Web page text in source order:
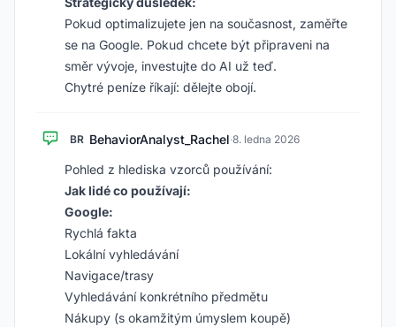
Pokud optimalizujete jen na současnost, zaměřte
se na Google. Pokud chcete být připraveni na
směr vývoje, investujte do AI už teď.
Chytré peníze říkají: dělejte obojí.
BR BehaviorAnalyst_Rachel·8. ledna 2026
Pohled z hlediska vzorců používání:
Jak lidé co používají:
Google:
Rychlá fakta
Lokální vyhledávání
Navigace/trasy
Vyhledávání konkrétního předmětu
Nákupy (s okamžitým úmyslem koupě)